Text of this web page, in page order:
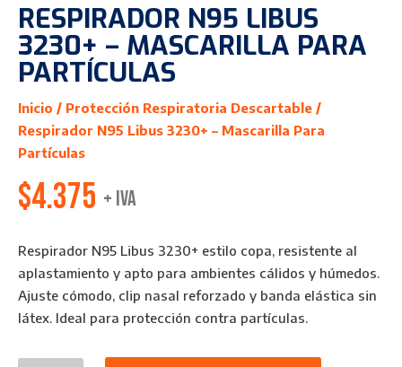
RESPIRADOR N95 LIBUS
3230+ – MASCARILLA PARA
PARTÍCULAS
Inicio / Protección Respiratoria Descartable /
Respirador N95 Libus 3230+ – Mascarilla Para
Partículas
$4.375 + IVA
Respirador N95 Libus 3230+ estilo copa, resistente al
aplastamiento y apto para ambientes cálidos y húmedos.
Ajuste cómodo, clip nasal reforzado y banda elástica sin
látex. Ideal para protección contra partículas.